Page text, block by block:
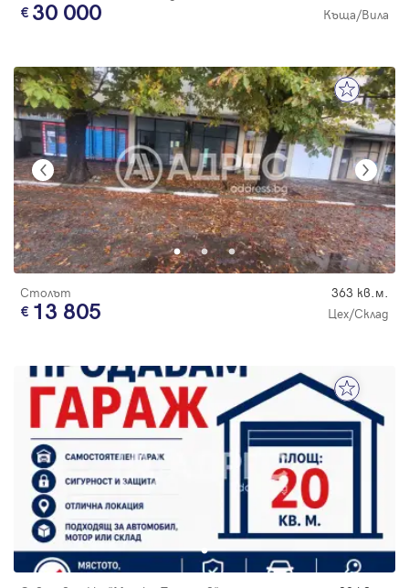
30 000 Къща/Вила
Столът 363 кв.м.
13 805 Цех/Склад